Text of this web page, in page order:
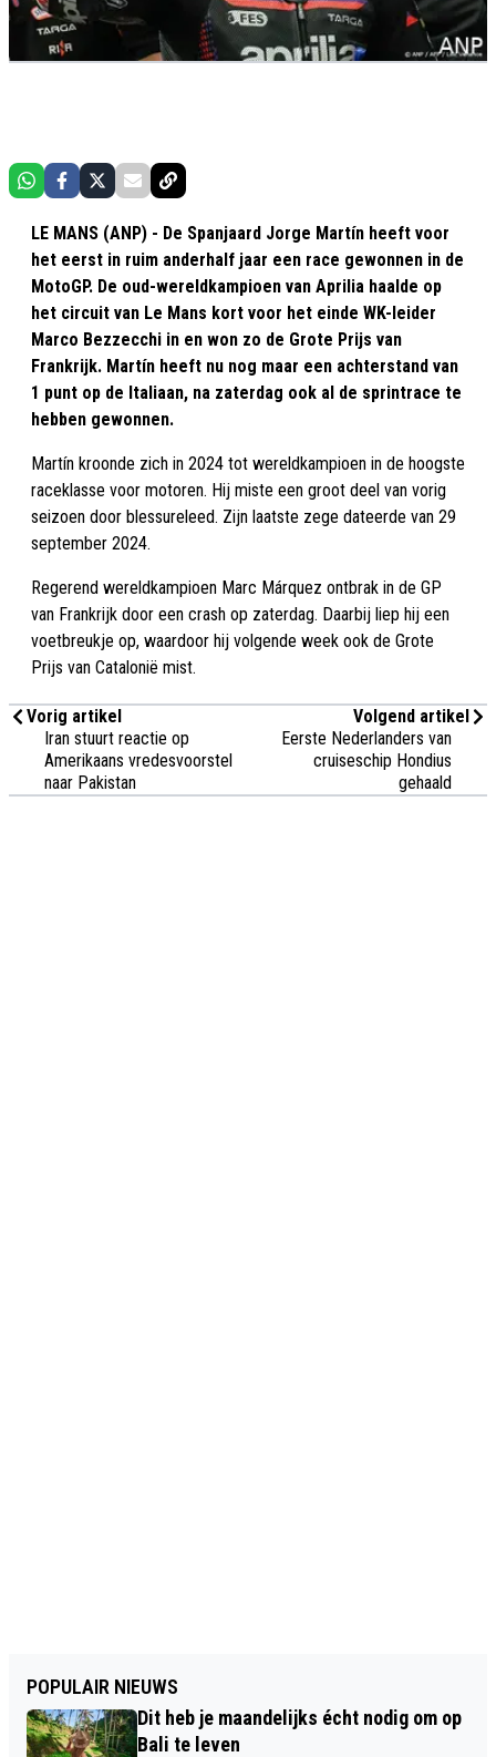
LE MANS (ANP) - De Spanjaard Jorge Martín heeft voor
het eerst in ruim anderhalf jaar een race gewonnen in de
MotoGP. De oud-wereldkampioen van Aprilia haalde op
het circuit van Le Mans kort voor het einde WK-leider
Marco Bezzecchi in en won zo de Grote Prijs van
Frankrijk. Martín heeft nu nog maar een achterstand van
1 punt op de Italiaan, na zaterdag ook al de sprintrace te
hebben gewonnen.
Martín kroonde zich in 2024 tot wereldkampioen in de hoogste
raceklasse voor motoren. Hij miste een groot deel van vorig
seizoen door blessureleed. Zijn laatste zege dateerde van 29
september 2024.
Regerend wereldkampioen Marc Márquez ontbrak in de GP
van Frankrijk door een crash op zaterdag. Daarbij liep hij een
voetbreukje op, waardoor hij volgende week ook de Grote
Prijs van Catalonië mist.
Vorig artikel
Iran stuurt reactie op
Amerikaans vredesvoorstel
naar Pakistan
Volgend artikel
Eerste Nederlanders van
cruiseschip Hondius
gehaald
POPULAIR NIEUWS
Dit heb je maandelijks écht nodig om op
Bali te leven